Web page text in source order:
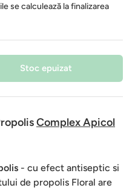
se calculează la finalizarea
Stoc epuizat
Complex Apicol
- cu efect antiseptic si
de propolis Floral are